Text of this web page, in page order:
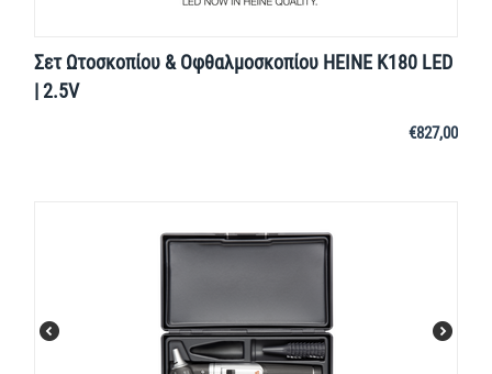
Σετ Ωτοσκοπίου & Οφθαλμοσκοπίου HEINE K180 LED
| 2.5V
€827,00